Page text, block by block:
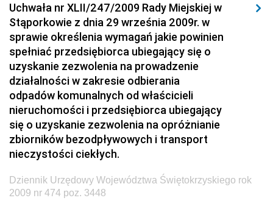
Dziennik Urzędowy Ministra Rozwoju i Finansów
Dziennik Urzędowy Wyższego Urzędu Górniczego
Dziennik Urzędowy Prezesa Urzędu Transportu
Kolejowego
Dziennik Urzędowy Ministra Przedsiębiorczości i
Technologii
Dziennik Urzędowy Ministra Inwestycji i Rozwoju
Dziennik Urzędowy Naczelnego Dyrektora Archiwów
Państwowych
Dziennik Urzędowy Ministra Finansów, Inwestycji i
Rozwoju
Uchwała nr XLII/247/2009 Rady Miejskiej w
Stąporkowie z dnia 29 września 2009r. w
sprawie określenia wymagań jakie powinien
spełniać przedsiębiorca ubiegający się o
uzyskanie zezwolenia na prowadzenie
działalności w zakresie odbierania
odpadów komunalnych od właścicieli
nieruchomości i przedsiębiorca ubiegający
się o uzyskanie zezwolenia na opróżnianie
zbiorników bezodpływowych i transport
nieczystości ciekłych.
Dziennik Urzędowy Województwa Świętokrzyskiego rok
2009 nr 474 poz. 3448